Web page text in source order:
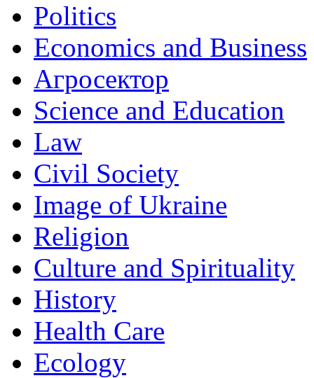
Politics
Economics and Business
Агросектор
Science and Education
Law
Civil Society
Image of Ukraine
Religion
Culture and Spirituality
History
Health Care
Ecology